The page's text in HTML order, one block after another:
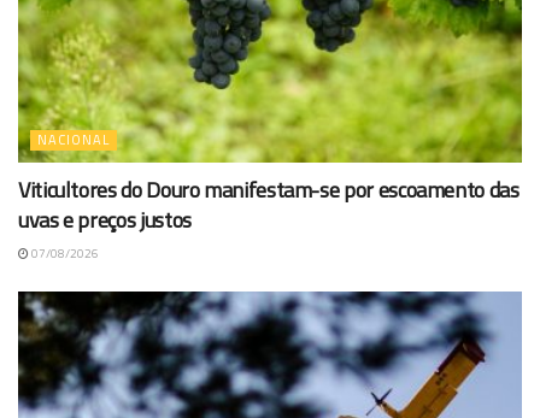
NACIONAL
Viticultores do Douro manifestam-se por escoamento das
uvas e preços justos
07/08/2026